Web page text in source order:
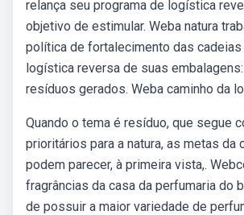
relança seu programa de logística
objetivo de estimular. Weba natura
política de fortalecimento das
logística reversa de suas
resíduos gerados. Weba caminho da
Quando o tema é resíduo, que segue
prioritários para a natura, as metas da
podem parecer, à primeira vista,.
fragrâncias da casa da perfumaria do
de possuir a maior variedade de